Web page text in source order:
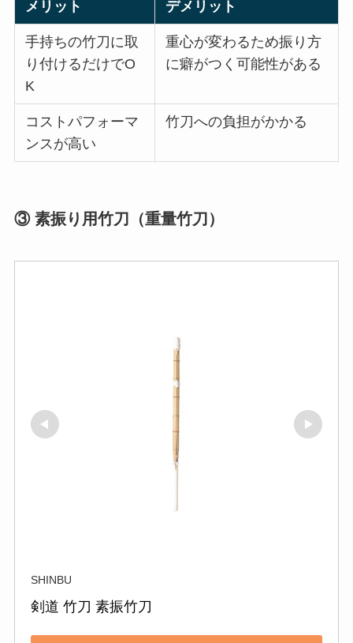
メリット デメリット
手持ちの竹刀に取
り付けるだけでO
K
重心が変わるため振り方
に癖がつく可能性がある
コストパフォーマ
ンスが高い
竹刀への負担がかかる
③ 素振り用竹刀（重量竹刀）
SHINBU
剣道 竹刀 素振竹刀